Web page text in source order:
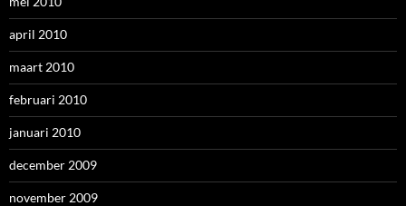
april 2010
maart 2010
februari 2010
januari 2010
december 2009
november 2009